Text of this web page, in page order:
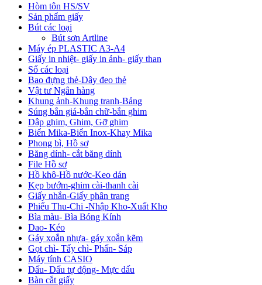
Hòm tôn HS/SV
Sản phẩm giấy
Bút các loại
Bút sơn Artline
Máy ép PLASTIC A3-A4
Giấy in nhiệt- giấy in ảnh- giấy than
Sổ các loại
Bao đựng thẻ-Dây đeo thẻ
Vật tư Ngân hàng
Khung ảnh-Khung tranh-Bảng
Súng bắn giá-bắn chữ-bắn ghim
Dập ghim, Ghim, Gỡ ghim
Biển Mika-Biển Inox-Khay Mika
Phong bì, Hồ sơ
Băng dính- cắt băng dính
File Hồ sơ
Hồ khô-Hồ nước-Keo dán
Kẹp bướm-ghim cài-thanh cài
Giấy nhắn-Giấy phân trang
Phiếu Thu-Chi -Nhập Kho-Xuất Kho
Bìa màu- Bìa Bóng Kính
Dao- Kéo
Gáy xoắn nhựa- gáy xoắn kẽm
Gọt chì- Tẩy chì- Phấn- Sáp
Máy tính CASIO
Dấu- Dấu tự động- Mực dấu
Bàn cắt giấy